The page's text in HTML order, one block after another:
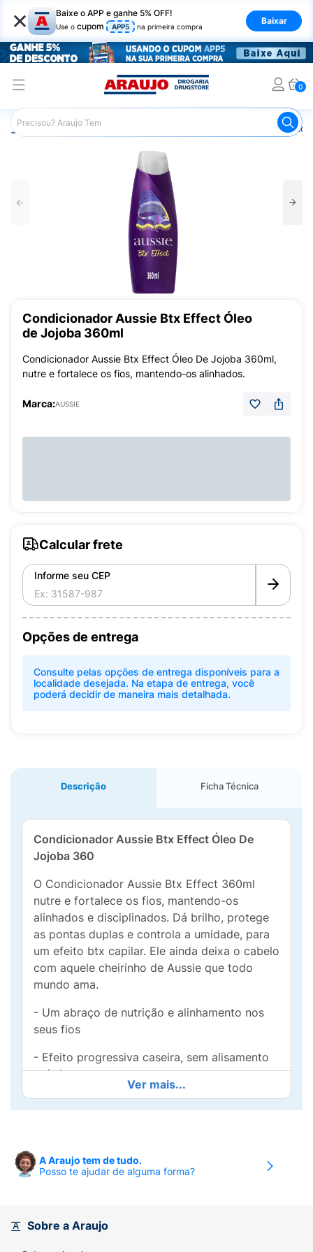
× Baixe o APP e ganhe 5% OFF!
Use o cupom APP5 na primeira compra
Baixar
0
Araujo Cabelo
Condicionador Aussie Btx Effect Óleo
de Jojoba 360ml
Condicionador Aussie Btx Effect Óleo De Jojoba 360ml,
nutre e fortalece os fios, mantendo-os alinhados.
Marca:AUSSIE
Calcular frete
Informe seu CEP
Opções de entrega
Consulte pelas opções de entrega disponíveis para a
localidade desejada. Na etapa de entrega, você
poderá decidir de maneira mais detalhada.
Descrição Ficha Técnica
Condicionador Aussie Btx Effect Óleo De
Jojoba 360
O Condicionador Aussie Btx Effect 360ml
nutre e fortalece os fios, mantendo-os
alinhados e disciplinados. Dá brilho, protege
as pontas duplas e controla a umidade, para
um efeito btx capilar. Ele ainda deixa o cabelo
com aquele cheirinho de Aussie que todo
mundo ama.
- Um abraço de nutrição e alinhamento nos
seus fios
- Efeito progressiva caseira, sem alisamento
químico
- Fórmula dos Estados Unidos e inspirada na
- 100% livre de amônia, sulfato, parabenos,
- Fórmula Vegana*
Dicas para um efeito maravilhAussie:
Ver mais...
A Araujo tem de tudo.
Posso te ajudar de alguma forma?
Sobre a Araujo